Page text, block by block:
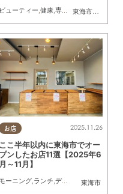
友人 東海市
,半田市
ビューティー 健康, 専門店 ,ちたまるスタ
ツ
お店
東海市
2025.11.26
ここ半年以内に東海市でオー
プンしたお店11選【2025年6
月～11月】
モーニング,ランチ,ディナー ,パン,スイー